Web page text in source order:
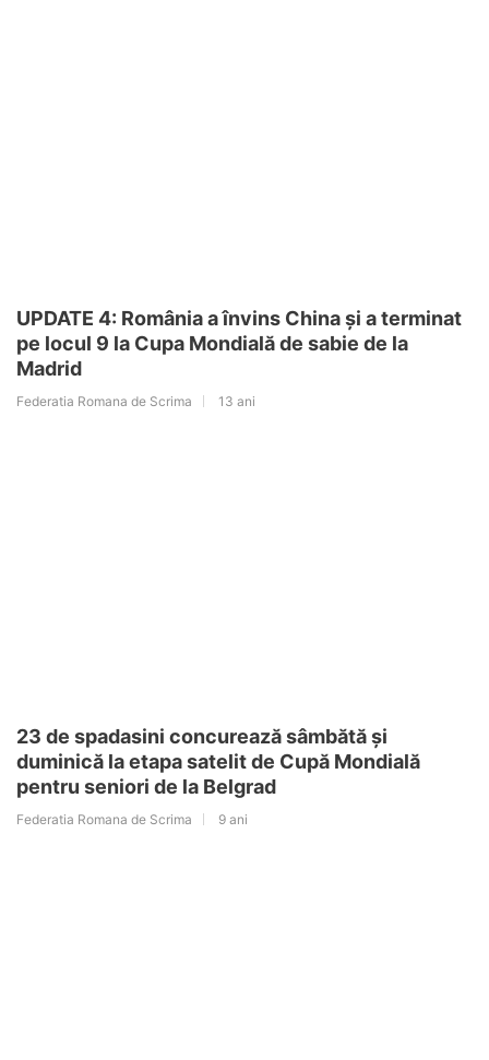
UPDATE 4: România a învins China și a terminat
pe locul 9 la Cupa Mondială de sabie de la
Madrid
Federatia Romana de Scrima 13 ani
23 de spadasini concurează sâmbătă și
duminică la etapa satelit de Cupă Mondială
pentru seniori de la Belgrad
Federatia Romana de Scrima 9 ani